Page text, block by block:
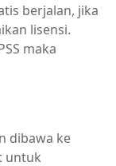
berjalan, jika
lisensi.
maka
dibawa ke
untuk